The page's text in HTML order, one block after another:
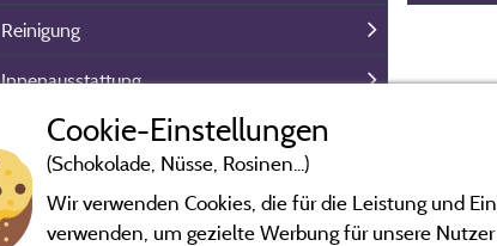
Reinigung
Innenausstattung
Außenaustattung
Sicherheit & Parkplatz
Kundeninformation
Cookie-Einstellungen
(Schokolade, Nüsse, Rosinen...)
Wir verwenden Cookies, die für die Leistung und
verwenden, um gezielte Werbung für unsere